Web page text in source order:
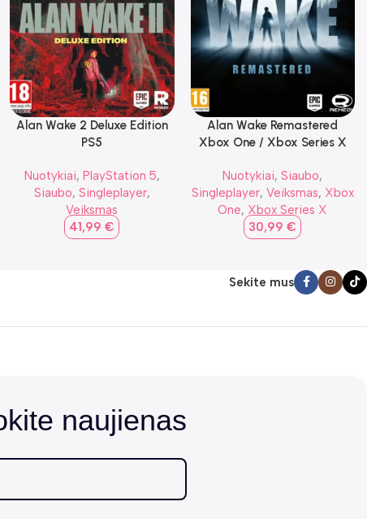
Alan Wake 2 Deluxe Edition
PS5
Nuotykiai, PlayStation 5,
Siaubo, Singleplayer,
Veiksmas
41,99€
Alan Wake Remastered
Xbox One / Xbox Series X
Nuotykiai,Siaubo,
Singleplayer, Veiksmas, Xbox
One, Xbox Series X
30,99€
Sekite mus
naujienas